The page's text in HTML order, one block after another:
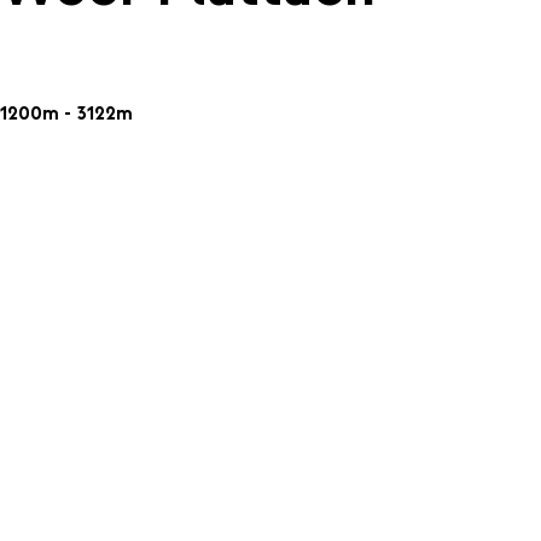
1200m - 3122m